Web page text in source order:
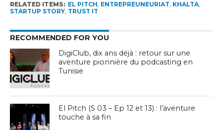
RELATED ITEMS: EL PITCH, ENTREPREUNEURIAT, KHALTA,
STARTUP STORY, TRUST IT
RECOMMENDED FOR YOU
DigiClub, dix ans déjà : retour sur une
aventure pionnière du podcasting en
Tunisie
El Pitch (S 03 – Ep 12 et 13) : l’aventure
touche à sa fin